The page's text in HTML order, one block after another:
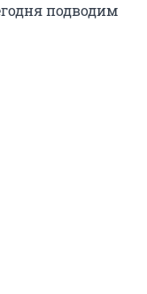
подводим